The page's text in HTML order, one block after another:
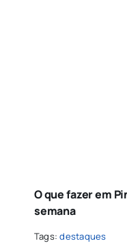
O que fazer em
semana
Tags:destaques